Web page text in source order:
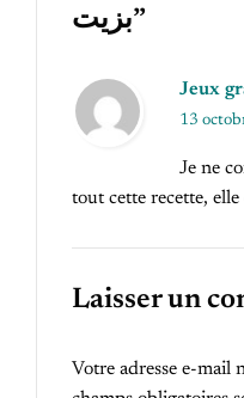
بزيت”
Jeux
13
Je ne
tout cette recette,
Laisser un
Votre adresse e-mail